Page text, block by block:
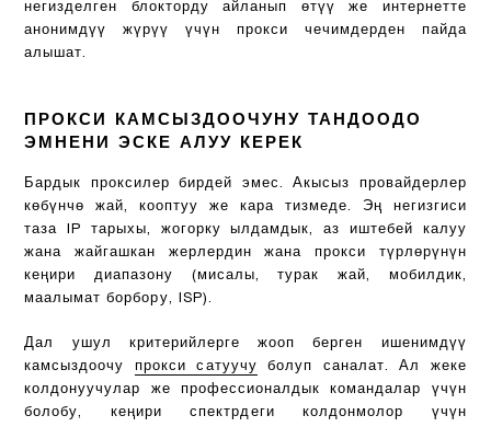
негизделген блокторду айланып өтүү же интернетте
анонимдүү жүрүү үчүн прокси чечимдерден пайда
алышат.
ПРОКСИ КАМСЫЗДООЧУНУ ТАНДООДО
ЭМНЕНИ ЭСКЕ АЛУУ КЕРЕК
Бардык проксилер бирдей эмес. Акысыз провайдерлер
көбүнчө жай, кооптуу же кара тизмеде. Эң негизгиси
таза IP тарыхы, жогорку ылдамдык, аз иштебей калуу
жана жайгашкан жерлердин жана прокси түрлөрүнүн
кеңири диапазону (мисалы, турак жай, мобилдик,
маалымат борбору, ISP).
Дал ушул критерийлерге жооп берген ишенимдүү
камсыздоочу прокси сатуучу болуп саналат. Ал жеке
колдонуучулар же профессионалдык командалар үчүн
болобу, кеңири спектрдеги колдонмолор үчүн